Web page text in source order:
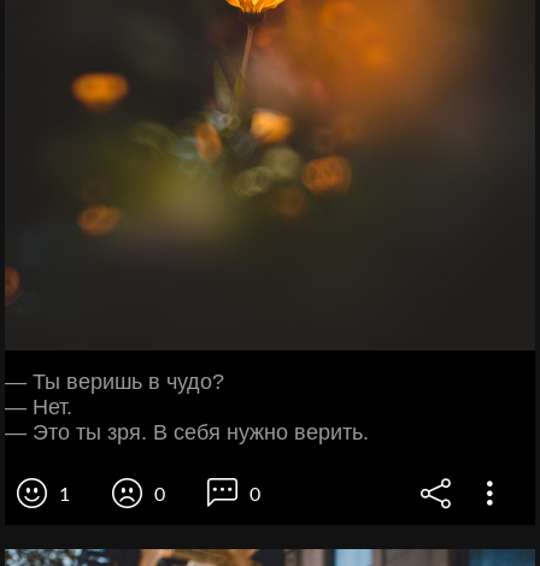
— Ты веришь в чудо?
— Нет.
— Это ты зря. В себя нужно верить.
1 0 0